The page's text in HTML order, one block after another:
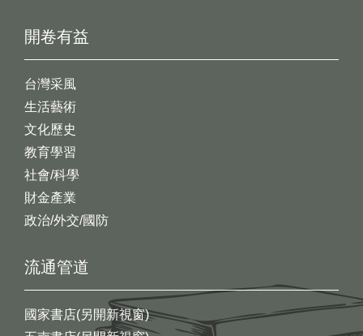
開卷有益
台灣采風
生活藝術
文化歷史
教育學習
社會/科學
財金產業
政治/外交/國防
流通管道
國家書店(另開新視窗)